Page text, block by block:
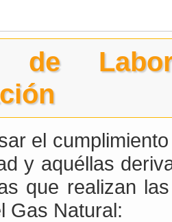
de
el
y aquéllas
que realizan
Gas Natural: